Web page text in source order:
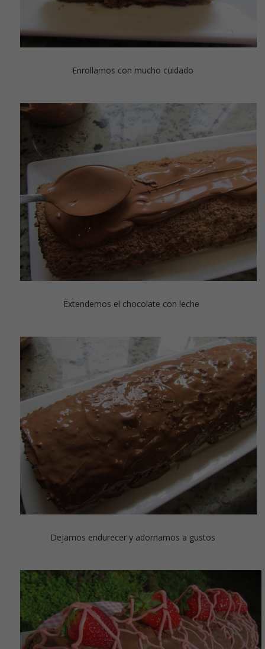
Enrollamos con mucho cuidado
Extendemos el chocolate con leche
Dejamos endurecer y adornamos a gustos